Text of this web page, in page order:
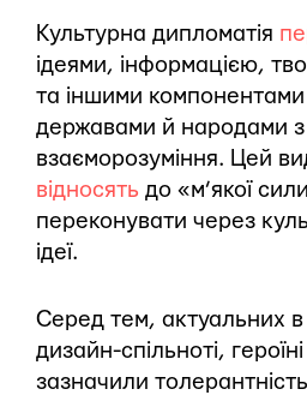
Культурна дипломатія
ідеями, інформацією,
та іншими компонентами
державами й народами
взаєморозуміння. Цей
відносять до «м’якої
переконувати через
ідеї.
Серед тем, актуальних в
дизайн-спільноті,
зазначили